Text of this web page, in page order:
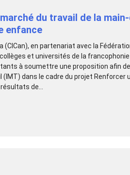
du travail de la
enfance
en partenariat avec la
et universités de la francophonie
à soumettre une proposition afin
dans le cadre du projet Renforcer
de...